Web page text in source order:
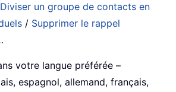
Diviser un groupe de contacts en
/ Supprimer le rappel
votre langue préférée –
espagnol, allemand, français,